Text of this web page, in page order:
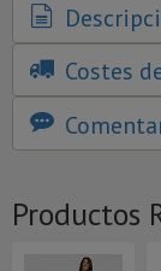
Costes
Productos